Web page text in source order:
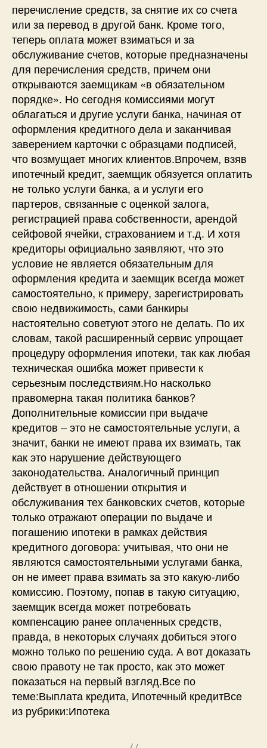
перечисление средств, за снятие их со счета
или за перевод в другой банк. Кроме того,
теперь оплата может взиматься и за
обслуживание счетов, которые предназначены
для перечисления средств, причем они
открываются заемщикам «в обязательном
порядке». Но сегодня комиссиями могут
облагаться и другие услуги банка, начиная от
оформления кредитного дела и заканчивая
заверением карточки с образцами подписей,
что возмущает многих клиентов.Впрочем, взяв
ипотечный кредит, заемщик обязуется оплатить
не только услуги банка, а и услуги его
партеров, связанные с оценкой залога,
регистрацией права собственности, арендой
сейфовой ячейки, страхованием и т.д. И хотя
кредиторы официально заявляют, что это
условие не является обязательным для
оформления кредита и заемщик всегда может
самостоятельно, к примеру, зарегистрировать
свою недвижимость, сами банкиры
настоятельно советуют этого не делать. По их
словам, такой расширенный сервис упрощает
процедуру оформления ипотеки, так как любая
техническая ошибка может привести к
серьезным последствиям.Но насколько
правомерна такая политика банков?
Дополнительные комиссии при выдаче
кредитов – это не самостоятельные услуги, а
значит, банки не имеют права их взимать, так
как это нарушение действующего
законодательства. Аналогичный принцип
действует в отношении открытия и
обслуживания тех банковских счетов, которые
только отражают операции по выдаче и
погашению ипотеки в рамках действия
кредитного договора: учитывая, что они не
являются самостоятельными услугами банка,
он не имеет права взимать за это какую-либо
комиссию. Поэтому, попав в такую ситуацию,
заемщик всегда может потребовать
компенсацию ранее оплаченных средств,
правда, в некоторых случаях добиться этого
можно только по решению суда. А вот доказать
свою правоту не так просто, как это может
показаться на первый взгляд.Все по
теме:Выплата кредита, Ипотечный кредитВсе
из рубрики:Ипотека